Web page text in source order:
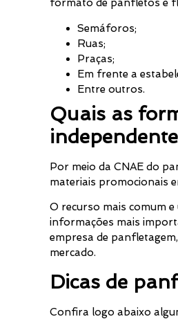
formato de panfletos e
Semáforos;
Ruas;
Praças;
Em frente a
Entre outros.
Quais as
Por meio da CNAE do
materiais promocionais
O recurso mais comum
informações mais
empresa de
mercado.
Dicas de
Confira logo abaixo